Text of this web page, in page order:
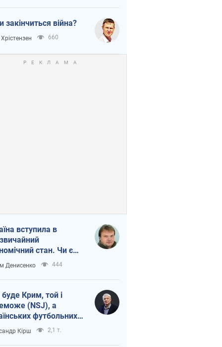
закінчиться війна?
660
вступила в
стан. Чи є
вкінці тунелю?
Денисенко 444
Крим, той і
(NSJ), а
футбольних
можуть
вбивцями
Кірш 2,1 т.